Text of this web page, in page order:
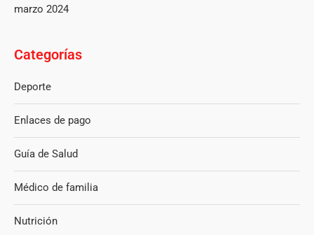
marzo 2024
Categorías
Deporte
Enlaces de pago
Guía de Salud
Médico de familia
Nutrición